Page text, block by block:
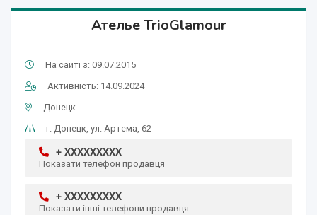
Ателье TrioGlamour
На сайті з: 09.07.2015
Активність: 14.09.2024
Донецк
г. Донецк, ул. Артема, 62
+ XXXXXXXXX
Показати телефон продавця
+ XXXXXXXXX
Показати інші телефони продавця